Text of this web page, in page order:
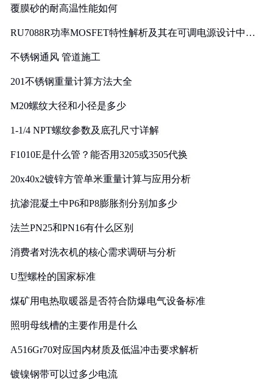
覆膜砂的耐高温性能如何
RU7088R功率MOSFET特性解析及其在可调电源设计中的
不锈钢通风 管道施工
201不锈钢重量计算方法大全
M20螺纹大径和小径是多少
1-1/4 NPT螺纹参数及底孔尺寸详解
F1010E是什么管？能否用3205或3505代换
20x40x2镀锌方管单米重量计算与应用分析
抗渗混凝土中P6和P8膨胀剂分别加多少
法兰PN25和PN16有什么区别
消费者对洗衣机的核心需求调研与分析
U型螺栓的国家标准
煤矿用电热取暖器是否符合防爆电气设备标准
照明母线槽的主要作用是什么
A516Gr70对应国内材质及低温冲击要求解析
镀镍钢带可以过多少电流